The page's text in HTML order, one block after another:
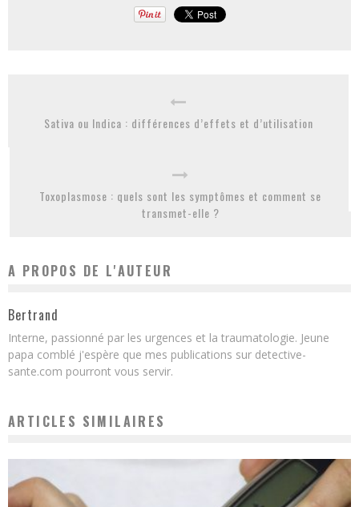
Sativa ou Indica : différences d’effets et d’utilisation
Toxoplasmose : quels sont les symptômes et comment se
transmet-elle ?
A PROPOS DE L'AUTEUR
Bertrand
Interne, passionné par les urgences et la traumatologie. Jeune
papa comblé j'espère que mes publications sur detective-
sante.com pourront vous servir.
ARTICLES SIMILAIRES